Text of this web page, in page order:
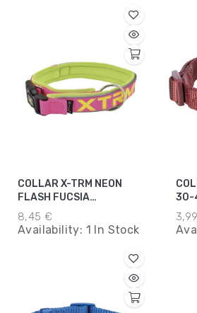
COLLAR X-TRM NEON
FLASH FUCSIA
15MMX28-35CM
8,45 €
Availability: 1 In Stock
30-